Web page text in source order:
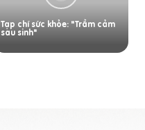
Tạp chí sức khỏe: "Trầm cảm
sau sinh"